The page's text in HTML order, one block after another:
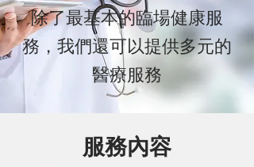
除了最基本的臨場健康服
務，我們還可以提供多元的
醫療服務​​
服務內容